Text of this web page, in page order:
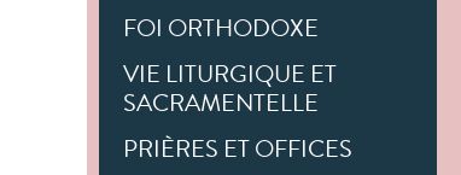
FOI ORTHODOXE
VIE LITURGIQUE ET
SACRAMENTELLE
PRIÈRES ET OFFICES